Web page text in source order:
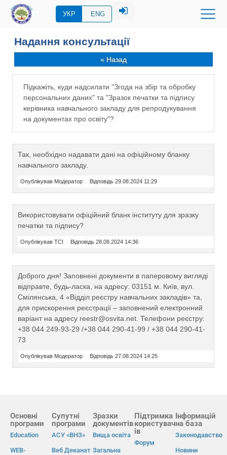
УКР ENG
Надання консультації
« Назад
Підкажіть, куди надсилати "Згода на збір та обробку
персональних даних" та "Зразок печатки та підпису
керівника навчального закладу для репродукування
на документах про освіту"?
Так, необхідно надавати дані на офіційному бланку
навчального закладу.
Опублікував Модератор Відповідь 29.08.2024 11:29
Використовувати офіційний бланк інституту для зразку
печатки та підпису?
Опублікував TCI Відповідь 28.08.2024 14:36
Доброго дня! Заповнені документи в паперовому вигляді
відправте, будь-ласка, на адресу: 03151 м. Київ, вул.
Смілянська, 4 «Відділ реєстру навчальних закладів» та,
для прискорення реєстрації – заповнений електронний
варіант на адресу reestr@osvita.net. Телефони реєстру:
+38 044 249-93-29 /+38 044 290-41-99 / +38 044 290-41-
73
Опублікував Модератор Відповідь 27.08.2024 14:25
Основні
програми
Education
WEB-
Супутні
програми
АСУ «ВНЗ»
Веб Деканат
Зразки
документів
Вища освіта
Загальна
Підтримка
користувач
ів
Форум
Інформацій
на база
Законодавство
Новини